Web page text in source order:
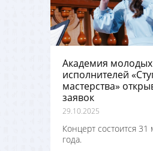
Академия молодых
исполнителей
мастерства»
заявок
29.10.2025
Концерт состоится 31
года.